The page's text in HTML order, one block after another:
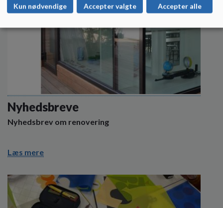
Nyhedsbreve
Nyhedsbrev om renovering
Læs mere
Kun nødvendige Accepter valgte Accepter alle